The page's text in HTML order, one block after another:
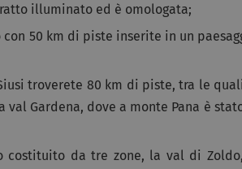
illuminato ed è omologata;
50 km di piste inserite in un
troverete 80 km di piste, tra le
Gardena, dove a monte Pana è
costituito da tre zone, la val di